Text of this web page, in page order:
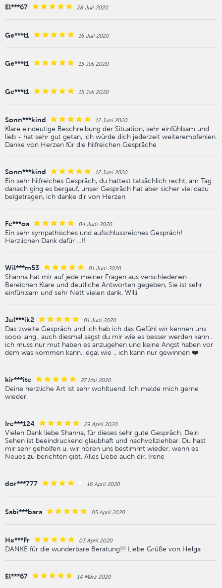
El***67 28 Juli 2020
Ge***t1 16 Juli 2020
Ge***t1 15 Juli 2020
Ge***t1 15 Juli 2020
Sonn***kind 12 Juni 2020
Klare eindeutige Beschreibung der Situation, sehr einfühlsam und
lieb - hat sehr gut getan, ich würde dich jederzeit weiterempfehlen.
Danke von Herzen für die hilfreichen Gespräche
Sonn***kind 12 Juni 2020
Ein sehr hilfreiches Gespräch, du hattest tatsächlich recht, am Tag
danach ging es bergauf, unser Gespräch hat aber sicher viel dazu
beigetragen, ich danke dir von Herzen
Fe***oa 04 Juni 2020
Ein sehr sympathisches und aufschlussreiches Gespräch!
Herzlichen Dank dafür ...!!
Wil***m53 01 Juni 2020
Shanna hat mir auf jede meiner Fragen aus verschiedenen
Bereichen Klare und deutliche Antworten gegeben, Sie ist sehr
einfühlsam und sehr Nett vielen dank, Willi
Jul***ik2 01 Juni 2020
Das zweite Gespräch und ich hab ich das Gefühl wir kennen uns
sooo lang.. auch diesmal sagst du mir wie es besser werden kann..
ich muss nur mut haben es anzugehen und keine Angst haben vor
dem was kommen kann.. egal wie .. ich kann nur gewinnen ❤️
kir***ite 27 Mai 2020
Deine herzliche Art ist sehr wohltuend. Ich melde mich gerne
wieder.
Ire***124 29 April 2020
Vielen Dank liebe Shanna, für dieses sehr gute Gespräch. Dein
Sehen ist beeindruckend glaubhaft und nachvollziehbar. Du hast
mir sehr geholfen u. wir hören uns bestimmt wieder, wenn es
Neues zu berichten gibt. Alles Liebe auch dir, Irene
dor***777 16 April 2020
Sabi***bara 05 April 2020
He***Fr 03 April 2020
DANKE für die wunderbare Beratung!!! Liebe Grüße von Helga
El***67 14 März 2020